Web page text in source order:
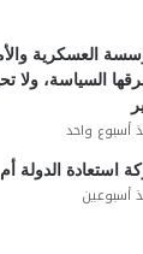
العسكرية
السياسة، ولا
أسبوع واحد
استعادة الدولة
أسبوعين